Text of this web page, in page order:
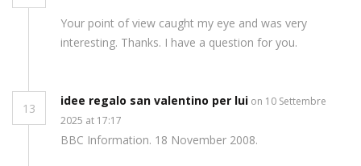
Your point of view caught my eye and was very
interesting. Thanks. I have a question for you.
13
idee regalo san valentino per lui on 10 Settembre
2025 at 17:17
BBC Information. 18 November 2008.